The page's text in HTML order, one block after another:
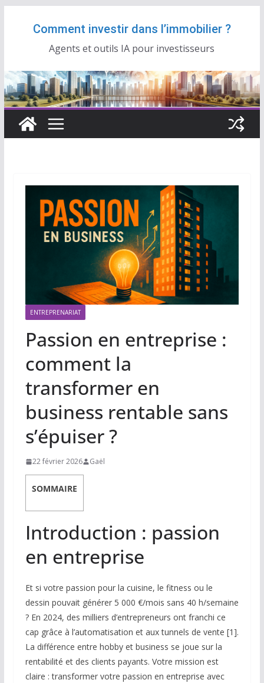
Comment investir dans l’immobilier ?
Agents et outils IA pour investisseurs
ENTREPRENARIAT
Passion en entreprise :
comment la
transformer en
business rentable sans
s’épuiser ?
22 février 2026 Gaël
SOMMAIRE
Introduction : passion
en entreprise
Et si votre passion pour la cuisine, le fitness ou le
dessin pouvait générer 5 000 €/mois sans 40 h/semaine
? En 2024, des milliers d’entrepreneurs ont franchi ce
cap grâce à l’automatisation et aux tunnels de vente [1].
La différence entre hobby et business se joue sur la
rentabilité et des clients payants. Votre mission est
claire : transformer votre passion en entreprise avec